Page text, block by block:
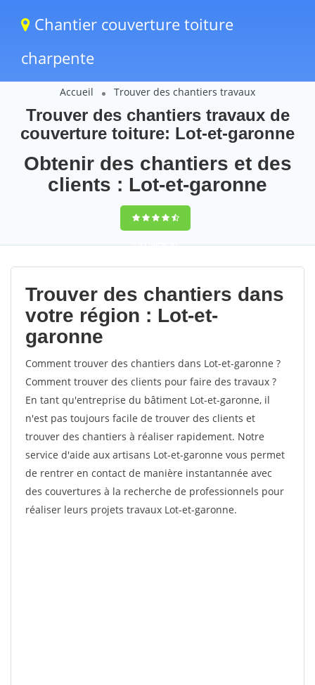
Chantier couverture toiture
charpente
Accueil Trouver des chantiers travaux
Trouver des chantiers travaux de
couverture toiture: Lot-et-garonne
Obtenir des chantiers et des
clients : Lot-et-garonne
9,5(100%)81
votes
Trouver des chantiers dans
votre région : Lot-et-
garonne
Comment trouver des chantiers dans Lot-et-garonne ?
Comment trouver des clients pour faire des travaux ?
En tant qu'entreprise du bâtiment Lot-et-garonne, il
n'est pas toujours facile de trouver des clients et
trouver des chantiers à réaliser rapidement. Notre
service d'aide aux artisans Lot-et-garonne vous permet
de rentrer en contact de manière instantannée avec
des couvertures à la recherche de professionnels pour
réaliser leurs projets travaux Lot-et-garonne.